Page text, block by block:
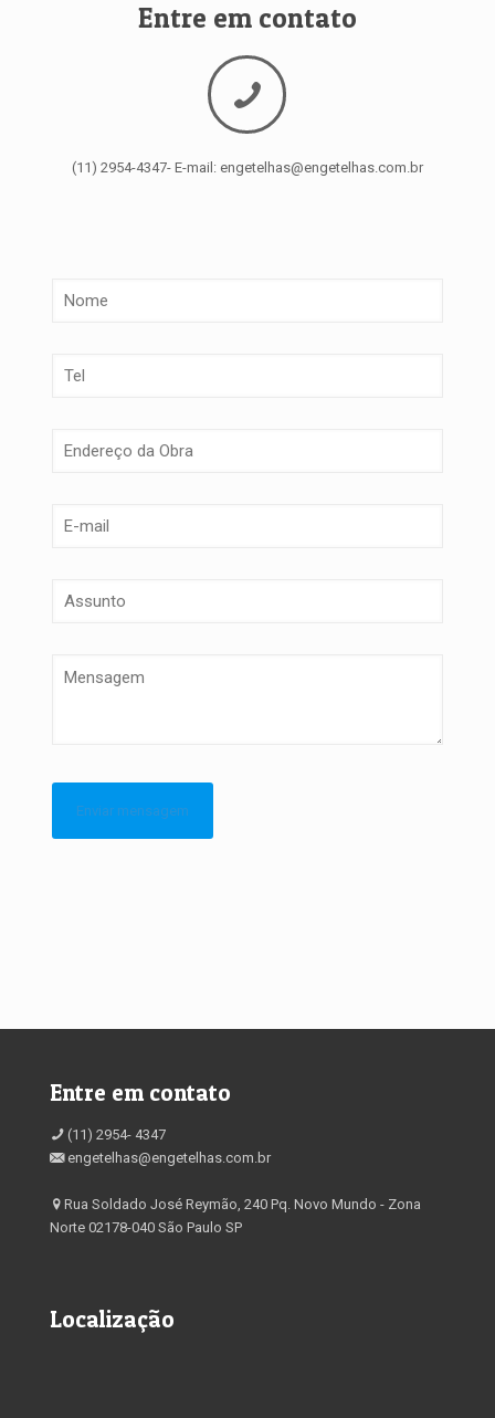
Entre em contato
(11) 2954-4347- E-mail: engetelhas@engetelhas.com.br
Entre em contato
(11) 2954- 4347
engetelhas@engetelhas.com.br
Rua Soldado José Reymão, 240 Pq. Novo Mundo - Zona
Norte 02178-040 São Paulo SP
Localização